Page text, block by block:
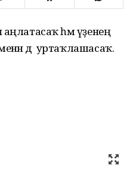
аңлатасаҡ һәм үҙенең
дә уртаҡлашасаҡ.